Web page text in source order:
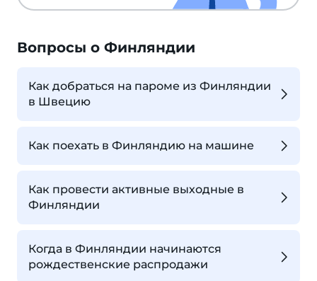
Вопросы о Финляндии
Как добраться на пароме из Финляндии
в Швецию
Как поехать в Финляндию на машине
Как провести активные выходные в
Финляндии
Когда в Финляндии начинаются
рождественские распродажи